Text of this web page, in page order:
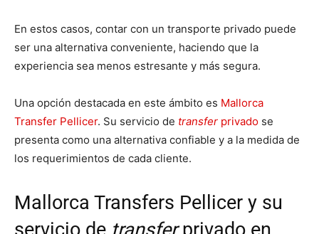
En estos casos, contar con un transporte privado puede
ser una alternativa conveniente, haciendo que la
experiencia sea menos estresante y más segura.
Una opción destacada en este ámbito es Mallorca
Transfer Pellicer. Su servicio de transfer privado se
presenta como una alternativa confiable y a la medida de
los requerimientos de cada cliente.
Mallorca Transfers Pellicer y su